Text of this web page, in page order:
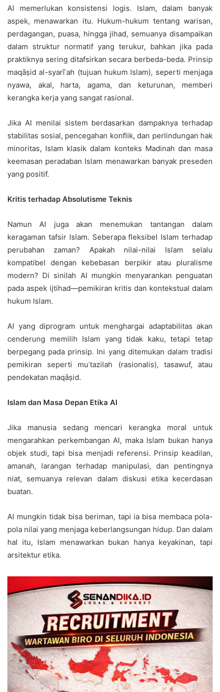
AI memerlukan konsistensi logis. Islam, dalam banyak
aspek, menawarkan itu. Hukum-hukum tentang warisan,
perdagangan, puasa, hingga jihad, semuanya disampaikan
dalam struktur normatif yang terukur, bahkan jika pada
praktiknya sering ditafsirkan secara berbeda-beda. Prinsip
maqāṣid al-syarīʿah (tujuan hukum Islam), seperti menjaga
nyawa, akal, harta, agama, dan keturunan, memberi
kerangka kerja yang sangat rasional.
Jika AI menilai sistem berdasarkan dampaknya terhadap
stabilitas sosial, pencegahan konflik, dan perlindungan hak
minoritas, Islam klasik dalam konteks Madinah dan masa
keemasan peradaban Islam menawarkan banyak preseden
yang positif.
Kritis terhadap Absolutisme Teknis
Namun AI juga akan menemukan tantangan dalam
keragaman tafsir Islam. Seberapa fleksibel Islam terhadap
perubahan zaman? Apakah nilai-nilai Islam selalu
kompatibel dengan kebebasan berpikir atau pluralisme
modern? Di sinilah AI mungkin menyarankan penguatan
pada aspek ijtihad—pemikiran kritis dan kontekstual dalam
hukum Islam.
AI yang diprogram untuk menghargai adaptabilitas akan
cenderung memilih Islam yang tidak kaku, tetapi tetap
berpegang pada prinsip. Ini yang ditemukan dalam tradisi
pemikiran seperti muʿtazilah (rasionalis), tasawuf, atau
pendekatan maqāṣid.
Islam dan Masa Depan Etika AI
Jika manusia sedang mencari kerangka moral untuk
mengarahkan perkembangan AI, maka Islam bukan hanya
objek studi, tapi bisa menjadi referensi. Prinsip keadilan,
amanah, larangan terhadap manipulasi, dan pentingnya
niat, semuanya relevan dalam diskusi etika kecerdasan
buatan.
AI mungkin tidak bisa beriman, tapi ia bisa membaca pola-
pola nilai yang menjaga keberlangsungan hidup. Dan dalam
hal itu, Islam menawarkan bukan hanya keyakinan, tapi
arsitektur etika.